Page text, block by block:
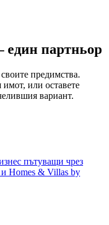
един партньор
предимства.
или оставете
вариант.
пътуващи чрез
Homes & Villas by